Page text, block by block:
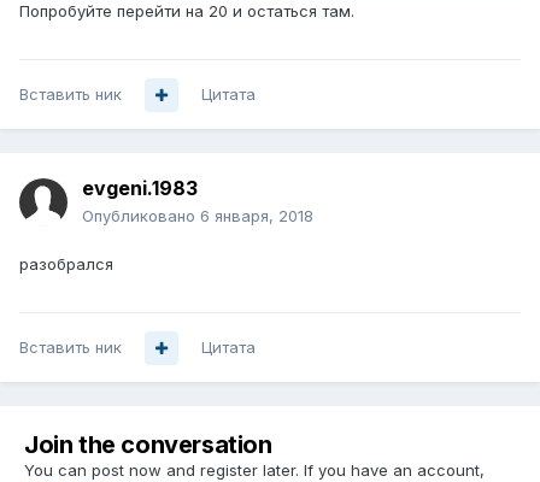
Попробуйте перейти на 20 и остаться там.
Вставить ник Цитата
evgeni.1983
Опубликовано 6 января, 2018
разобрался
Вставить ник Цитата
Join the conversation
You can post now and register later. If you have an account,